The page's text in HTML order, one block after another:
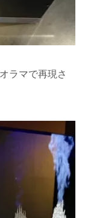
ラマで再現さ